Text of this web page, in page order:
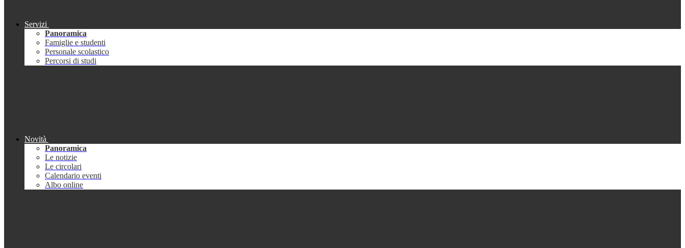
Servizi
Panoramica
Famiglie e studenti
Personale scolastico
Percorsi di studi
Novità
Panoramica
Le notizie
Le circolari
Calendario eventi
Albo online